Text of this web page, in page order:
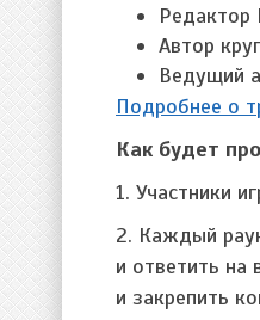
Редактор
Автор
Ведущий
Подробнее о
Как будет
1. Участники
2. Каждый
и ответить на
и закрепить